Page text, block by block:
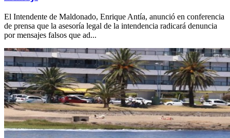
El Intendente de Maldonado, Enrique Antía, anunció en conferencia
de prensa que la asesoría legal de la intendencia radicará denuncia
por mensajes falsos que ad...